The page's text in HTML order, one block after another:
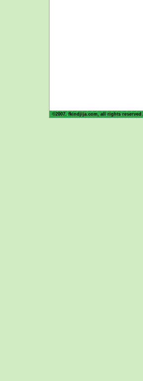
©2007. fkindjija.com, all rights reserved.